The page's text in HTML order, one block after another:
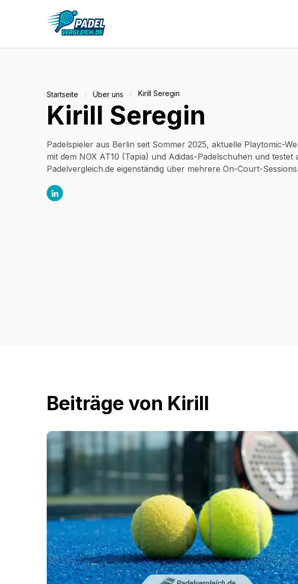
Die besten Padelschläger
Die besten
unter 50 Euro
Startseite Über uns Kirill Seregin
Kirill Seregin
Padelspieler aus Berlin seit Sommer 2025, aktuelle Playtomic-
mit dem NOX AT10 (Tapia) und Adidas-Padelschuhen und
Padelvergleich.de eigenständig über mehrere On-Court-Sessions.
LinkedIn
Beiträge von Kirill
Unterschiede
zwischen
Padelbällen
Technische
Analyse